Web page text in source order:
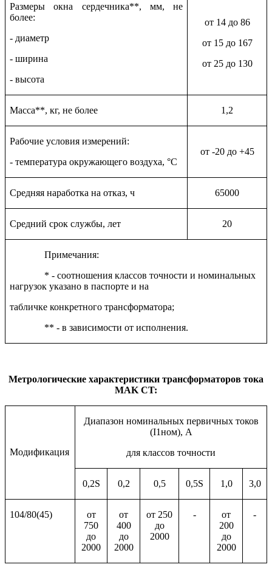
Размеры окна сердечника**, мм, не
более:
- диаметр
- ширина
- высота
от 14 до 86
от 15 до 167
от 25 до 130
Масса**, кг, не более 1,2
Рабочие условия измерений:
- температура окружающего воздуха, °С
от -20 до +45
Средняя наработка на отказ, ч 65000
Средний срок службы, лет 20
Примечания:
* - соотношения классов точности и номинальных
нагрузок указано в паспорте и на
табличке конкретного трансформатора;
** - в зависимости от исполнения.
Метрологические характеристики трансформаторов тока
MAK CT:
Модификация
Диапазон номинальных первичных токов
(I1ном), А
для классов точности
0,2S 0,2 0,5 0,5S 1,0 3,0
104/80(45)
от
750
до
2000
от
400
до
2000
от 250
до
2000
-
от
200
до
2000
-